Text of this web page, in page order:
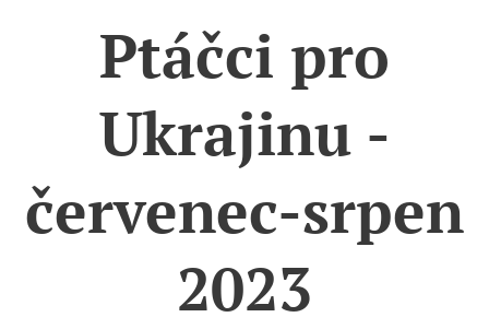
Ptáčci pro
Ukrajinu -
červenec-srpen
2023